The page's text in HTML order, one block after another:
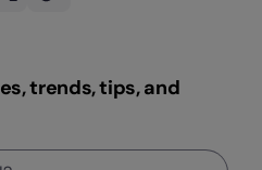
trends, tips, and